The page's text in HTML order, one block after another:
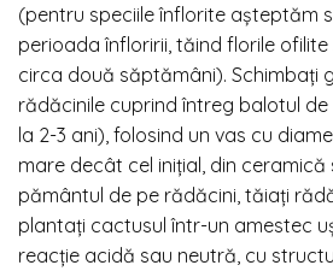
(pentru speciile înflorite așteptăm
perioada înfloririi, tăind florile
circa două săptămâni). Schimbați
rădăcinile cuprind întreg balotul
la 2-3 ani), folosind un vas cu
mare decât cel inițial, din
pământul de pe rădăcini, tăiați
plantați cactusul într-un amestec
reacție acidă sau neutră, cu